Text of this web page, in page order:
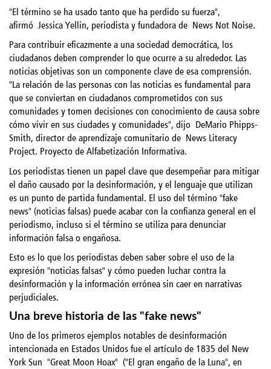
"El término se ha usado tanto que ha perdido su fuerza",
afirmó Jessica Yellin, periodista y fundadora de News Not Noise.
Para contribuir eficazmente a una sociedad democrática, los
ciudadanos deben comprender lo que ocurre a su alrededor. Las
noticias objetivas son un componente clave de esa comprensión.
"La relación de las personas con las noticias es fundamental para
que se conviertan en ciudadanos comprometidos con sus
comunidades y tomen decisiones con conocimiento de causa sobre
cómo vivir en sus ciudades y comunidades", dijo DeMario Phipps-
Smith, director de aprendizaje comunitario de News Literacy
Project. Proyecto de Alfabetización Informativa.
Los periodistas tienen un papel clave que desempeñar para mitigar
el daño causado por la desinformación, y el lenguaje que utilizan
es un punto de partida fundamental. El uso del término "fake
news" (noticias falsas) puede acabar con la confianza general en el
periodismo, incluso si el término se utiliza para denunciar
información falsa o engañosa.
Esto es lo que los periodistas deben saber sobre el uso de la
expresión "noticias falsas" y cómo pueden luchar contra la
desinformación y la información errónea sin caer en narrativas
perjudiciales.
Una breve historia de las "fake news"
Uno de los primeros ejemplos notables de desinformación
intencionada en Estados Unidos fue el artículo de 1835 del New
York Sun "Great Moon Hoax" ("El gran engaño de la Luna", en